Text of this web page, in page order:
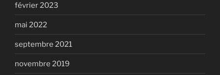
février 2023
mai 2022
septembre 2021
novembre 2019